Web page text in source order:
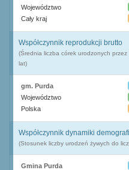
Województwo
Cały kraj
Współczynnik reprodukcji brutto
(Średnia liczba córek urodzonych
lat)
gm. Purda
Województwo
Polska
Współczynnik dynamiki
(Stosunek liczby urodzeń żywych do
Gmina Purda